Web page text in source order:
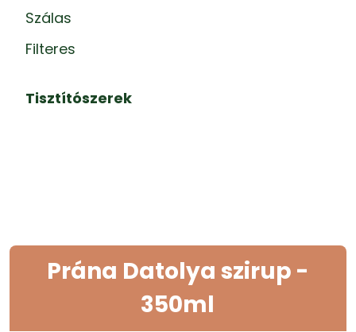
Szálas
Filteres
Tisztítószerek
Prána Datolya szirup -
350ml